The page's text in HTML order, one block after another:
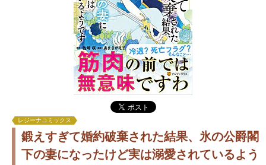
レジーナコミックス
鍛えすぎて婚約破棄された結果、氷の公爵閣
下の妻になったけど実は溺愛されているよう